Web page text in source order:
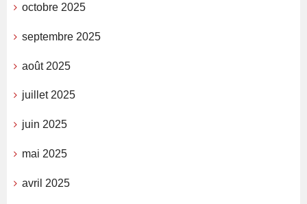
octobre 2025
septembre 2025
août 2025
juillet 2025
juin 2025
mai 2025
avril 2025